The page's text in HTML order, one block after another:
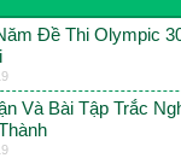
Đề Thi Olympic
Và Bài Tập Trắc